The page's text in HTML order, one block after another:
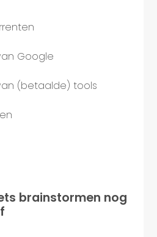
Google
(betaalde) tools
brainstormen nog